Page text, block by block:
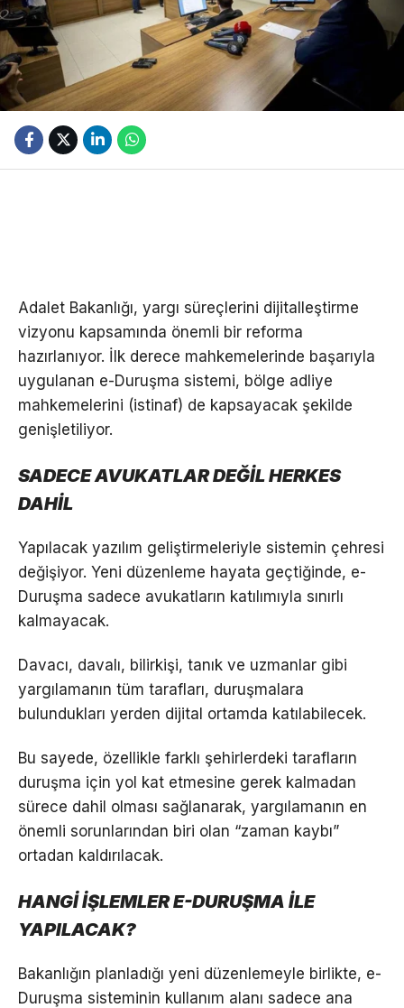
Adalet Bakanlığı, yargı süreçlerini dijitalleştirme
vizyonu kapsamında önemli bir reforma
hazırlanıyor. İlk derece mahkemelerinde başarıyla
uygulanan e-Duruşma sistemi, bölge adliye
mahkemelerini (istinaf) de kapsayacak şekilde
genişletiliyor.
SADECE AVUKATLAR DEĞİL HERKES
DAHİL
Yapılacak yazılım geliştirmeleriyle sistemin çehresi
değişiyor. Yeni düzenleme hayata geçtiğinde, e-
Duruşma sadece avukatların katılımıyla sınırlı
kalmayacak.
Davacı, davalı, bilirkişi, tanık ve uzmanlar gibi
yargılamanın tüm tarafları, duruşmalara
bulundukları yerden dijital ortamda katılabilecek.
Bu sayede, özellikle farklı şehirlerdeki tarafların
duruşma için yol kat etmesine gerek kalmadan
sürece dahil olması sağlanarak, yargılamanın en
önemli sorunlarından biri olan “zaman kaybı”
ortadan kaldırılacak.
HANGİ İŞLEMLER E-DURUŞMA İLE
YAPILACAK?
Bakanlığın planladığı yeni düzenlemeyle birlikte, e-
Duruşma sisteminin kullanım alanı sadece ana